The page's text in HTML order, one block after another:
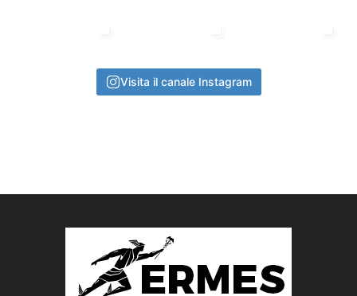
Visita il canale Instagram